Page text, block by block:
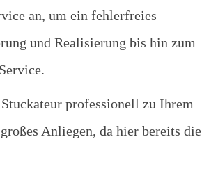
an, um ein fehlerfreies
und Realisierung bis hin zum
professionell zu Ihrem
Anliegen, da hier bereits die